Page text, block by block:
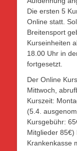
Die ersten 5
Online statt.
Breitensport
Kurseinheiten
18.00 Uhr in
fortgesetzt.
Der Online
Mittwoch,
Kurszeit:
(5.4.
Kursgebühr:
Mitglieder 85€)
Krankenkasse